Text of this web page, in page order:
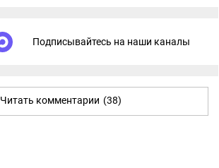
Подписывайтесь на наши каналы
Читать комментарии (38)